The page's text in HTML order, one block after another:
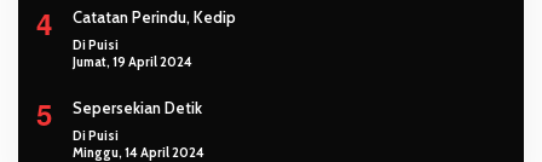
4 Catatan Perindu, Kedip
Di Puisi
Jumat, 19 April 2024
5 Sepersekian Detik
Di Puisi
Minggu, 14 April 2024